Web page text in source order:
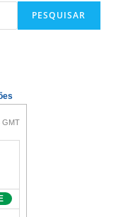
PESQUISAR